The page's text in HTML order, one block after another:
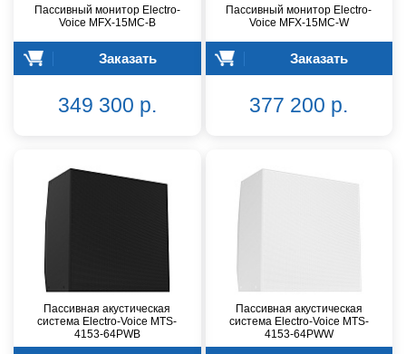
Пассивный монитор Electro-
Voice MFX-15MC-B
Заказать
349 300 р.
Пассивный монитор Electro-
Voice MFX-15MC-W
Заказать
377 200 р.
Пассивная акустическая
система Electro-Voice MTS-
4153-64PWB
Пассивная акустическая
система Electro-Voice MTS-
4153-64PWW